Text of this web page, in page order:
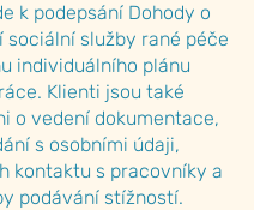
k podepsání Dohody o
sociální služby rané péče
individuálního plánu
Klienti jsou také
o vedení dokumentace,
s osobními údaji,
kontaktu s pracovníky a
podávání stížností.